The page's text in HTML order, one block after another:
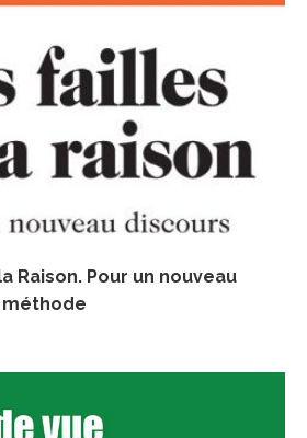
Raison. Pour un nouveau